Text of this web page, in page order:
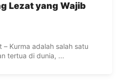
Lezat yang Wajib
Kurma adalah salah satu
tertua di dunia, ...